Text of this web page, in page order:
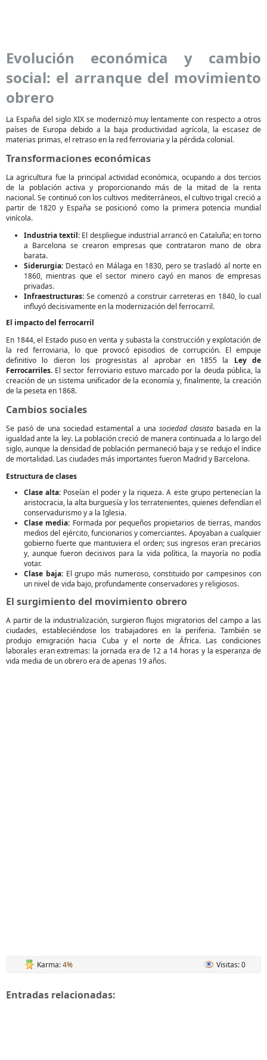
Evolución económica y cambio
social: el arranque del movimiento
obrero
La España del siglo XIX se modernizó muy lentamente con respecto a otros
países de Europa debido a la baja productividad agrícola, la escasez de
materias primas, el retraso en la red ferroviaria y la pérdida colonial.
Transformaciones económicas
La agricultura fue la principal actividad económica, ocupando a dos tercios
de la población activa y proporcionando más de la mitad de la renta
nacional. Se continuó con los cultivos mediterráneos, el cultivo trigal creció a
partir de 1820 y España se posicionó como la primera potencia mundial
vinícola.
Industria textil: El despliegue industrial arrancó en Cataluña; en torno
a Barcelona se crearon empresas que contrataron mano de obra
barata.
Siderurgia: Destacó en Málaga en 1830, pero se trasladó al norte en
1860, mientras que el sector minero cayó en manos de empresas
privadas.
Infraestructuras: Se comenzó a construir carreteras en 1840, lo cual
influyó decisivamente en la modernización del ferrocarril.
El impacto del ferrocarril
En 1844, el Estado puso en venta y subasta la construcción y explotación de
la red ferroviaria, lo que provocó episodios de corrupción. El empuje
definitivo lo dieron los progresistas al aprobar en 1855 la Ley de
Ferrocarriles. El sector ferroviario estuvo marcado por la deuda pública, la
creación de un sistema unificador de la economía y, finalmente, la creación
de la peseta en 1868.
Cambios sociales
Se pasó de una sociedad estamental a una sociedad clasista basada en la
igualdad ante la ley. La población creció de manera continuada a lo largo del
siglo, aunque la densidad de población permaneció baja y se redujo el índice
de mortalidad. Las ciudades más importantes fueron Madrid y Barcelona.
Estructura de clases
Clase alta: Poseían el poder y la riqueza. A este grupo pertenecían la
aristocracia, la alta burguesía y los terratenientes, quienes defendían el
conservadurismo y a la Iglesia.
Clase media: Formada por pequeños propietarios de tierras, mandos
medios del ejército, funcionarios y comerciantes. Apoyaban a cualquier
gobierno fuerte que mantuviera el orden; sus ingresos eran precarios
y, aunque fueron decisivos para la vida política, la mayoría no podía
votar.
Clase baja:El grupo más numeroso, constituido por campesinos con
un nivel de vida bajo, profundamente conservadores y religiosos.
El surgimiento del movimiento obrero
A partir de la industrialización, surgieron flujos migratorios del campo a las
ciudades, estableciéndose los trabajadores en la periferia. También se
produjo emigración hacia Cuba y el norte de África. Las condiciones
laborales eran extremas: la jornada era de 12 a 14 horas y la esperanza de
vida media de un obrero era de apenas 19 años.
Karma:4% Visitas: 0
Entradas relacionadas: